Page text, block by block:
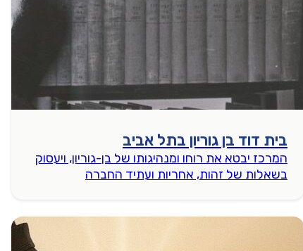
בית דוד בן גוריון בתל אביב
המרכז יבטא את רוחו ומנהיגותו של בן-גוריון, ויעסוק
בשאלות של זהות, אחריות ועתיד החברה